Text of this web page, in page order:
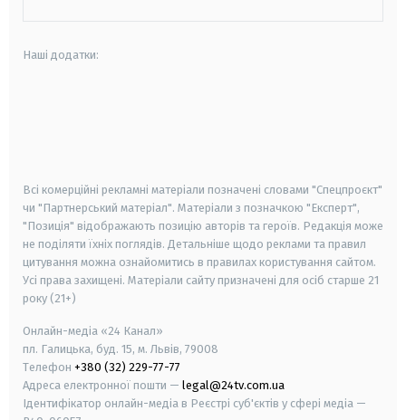
Наші додатки:
Всі комерційні рекламні матеріали позначені словами "Спецпроєкт"
чи "Партнерський матеріал". Матеріали з позначкою "Експерт",
"Позиція" відображають позицію авторів та героїв. Редакція може
не поділяти їхніх поглядів. Детальніше щодо реклами та правил
цитування можна ознайомитись в правилах користування сайтом.
Усі права захищені. Матеріали сайту призначені для осіб старше 21
року (21+)
Онлайн-медіа «24 Канал»
пл. Галицька, буд. 15, м. Львів, 79008
Телефон +380 (32) 229-77-77
Адреса електронної пошти — legal@24tv.com.ua
Ідентифікатор онлайн-медіа в Реєстрі суб'єктів у сфері медіа —